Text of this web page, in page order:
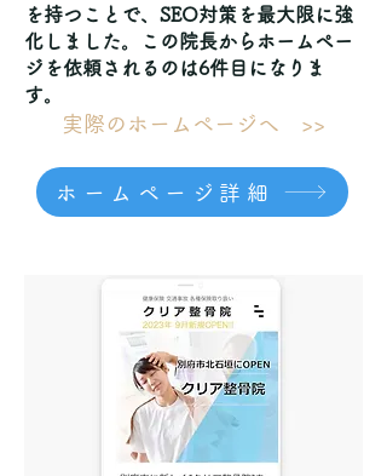
を持つことで、SEO対策を最大限に強
化しました。この院長からホームペー
ジを依頼されるのは6件目になりま
す。
実際のホームページへ >>
ホームページ詳細